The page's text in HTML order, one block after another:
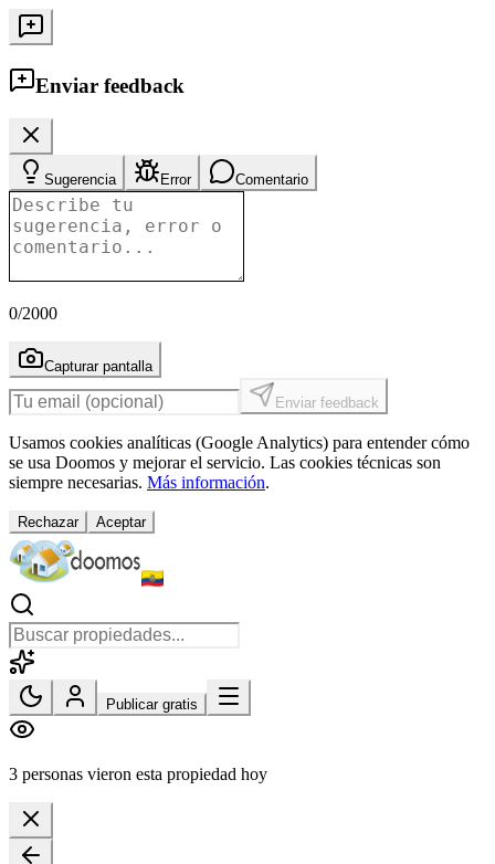
Enviar feedback
Sugerencia Error Comentario
0/2000
Capturar pantalla
Enviar feedback
Usamos cookies analíticas (Google Analytics) para entender cómo
se usa Doomos y mejorar el servicio. Las cookies técnicas son
siempre necesarias. Más información.
Rechazar Aceptar
Publicar gratis
3 personas vieron esta propiedad hoy